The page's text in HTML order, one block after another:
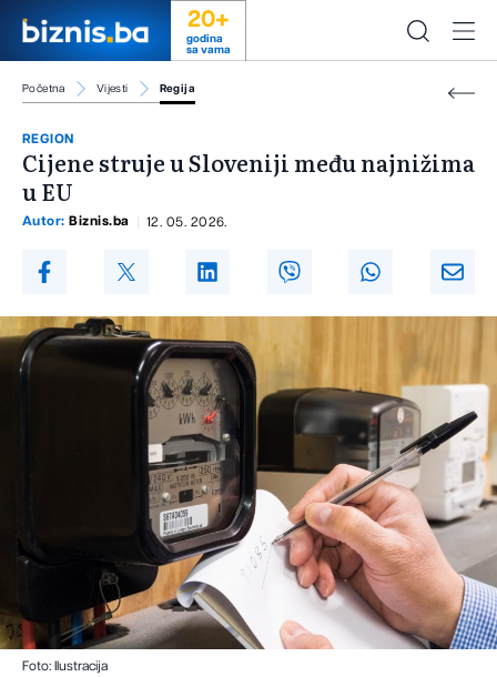
20+
godina
sa vama
Početna Vijesti Regija
REGION
Cijene struje u Sloveniji među najnižima
u EU
Autor: Biznis.ba 12. 05. 2026.
Foto: Ilustracija